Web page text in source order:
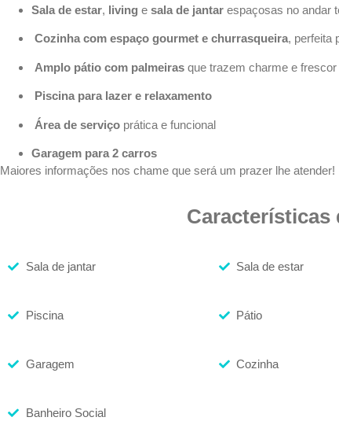
Sala de estar, living e sala de jantar espaçosas no andar
Cozinha com espaço gourmet e churrasqueira, perfeita
Amplo pátio com palmeiras que trazem charme e frescor
Piscina para lazer e relaxamento
Área de serviço prática e funcional
Garagem para 2 carros
Maiores informações nos chame que será um prazer lhe atender!
Características
Sala de jantar Sala de estar
Piscina Pátio
Garagem Cozinha
Banheiro Social